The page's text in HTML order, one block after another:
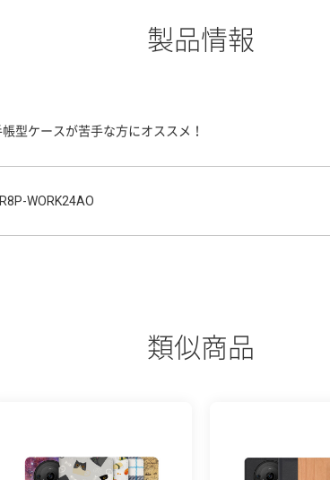
製品情報
帳型ケースが苦手な方にオススメ！
WORK24AO
類似商品